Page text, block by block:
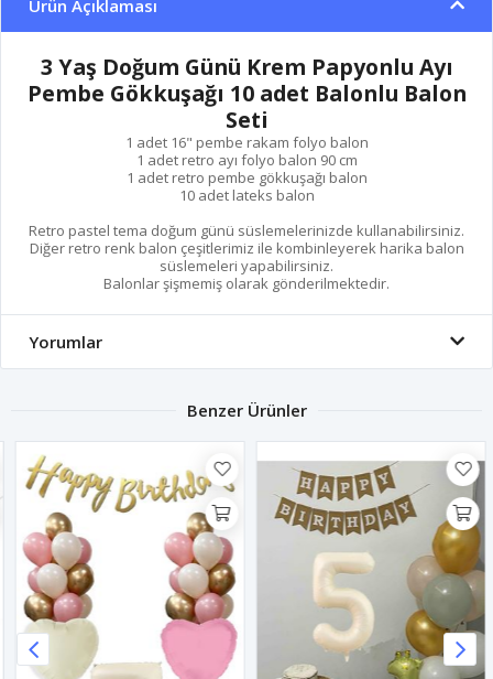
Ürün Açıklaması
3 Yaş Doğum Günü Krem Papyonlu Ayı
Pembe Gökkuşağı 10 adet Balonlu Balon
Seti
1 adet 16" pembe rakam folyo balon
1 adet retro ayı folyo balon 90 cm
1 adet retro pembe gökkuşağı balon
10 adet lateks balon
Retro pastel tema doğum günü süslemelerinizde kullanabilirsiniz.
Diğer retro renk balon çeşitlerimiz ile kombinleyerek harika balon
süslemeleri yapabilirsiniz.
Balonlar şişmemiş olarak gönderilmektedir.
Yorumlar
Benzer Ürünler